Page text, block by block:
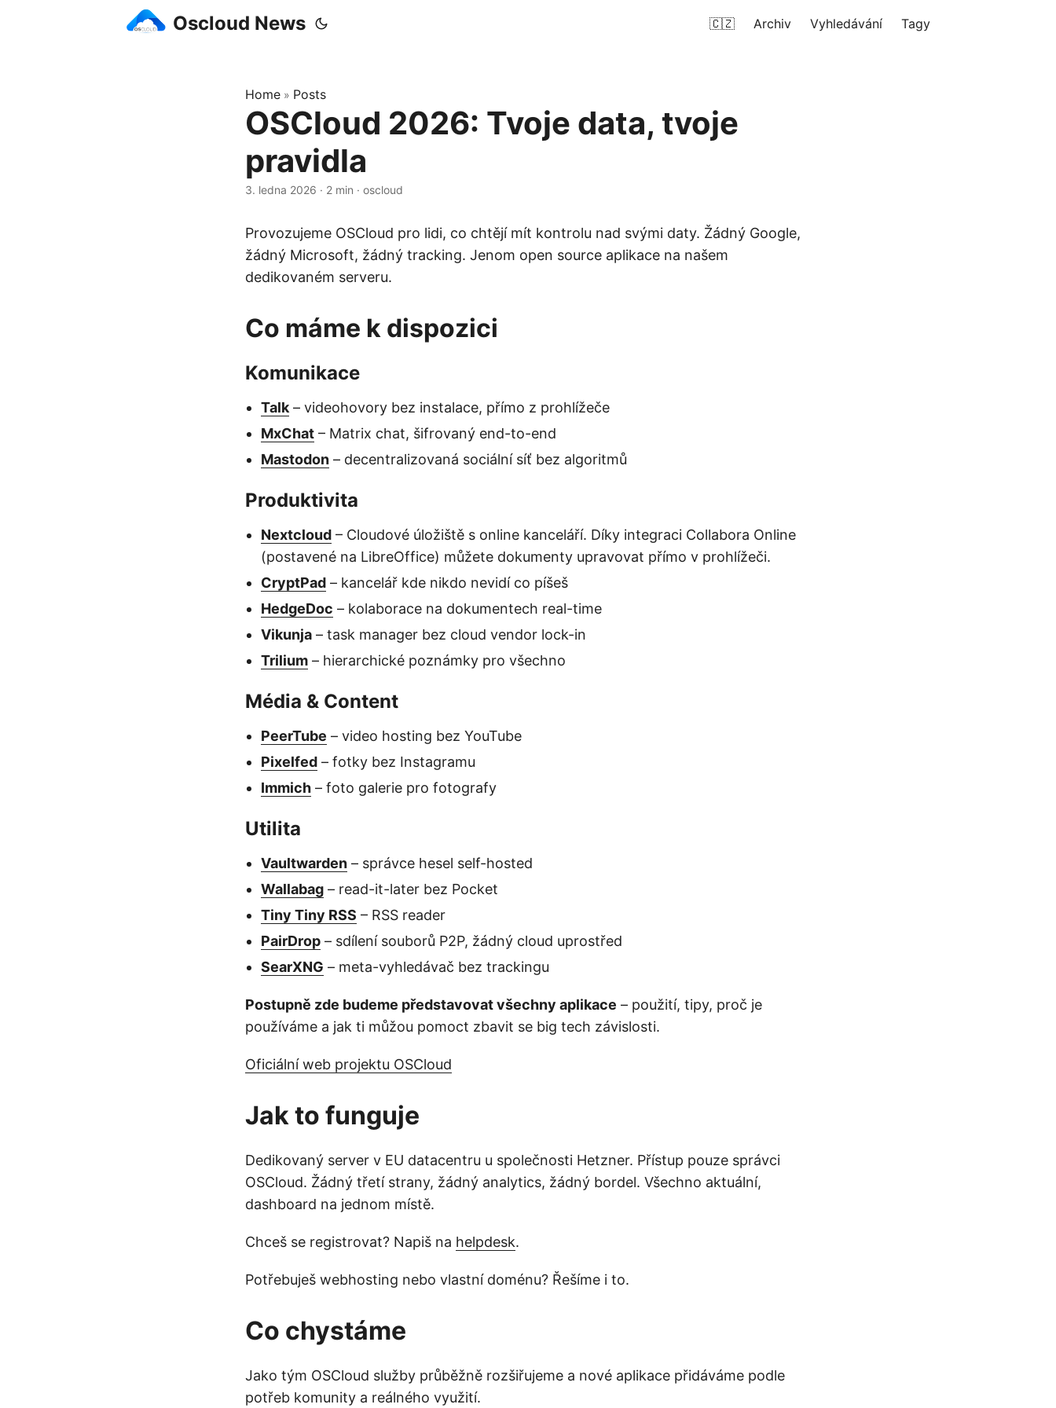
Oscloud News 🇨🇿 Archiv Vyhledávání Tagy
Home » Posts
OSCloud 2026: Tvoje data, tvoje
pravidla
3. ledna 2026 · 2 min · oscloud
Provozujeme OSCloud pro lidi, co chtějí mít kontrolu nad svými daty. Žádný Google,
žádný Microsoft, žádný tracking. Jenom open source aplikace na našem
dedikovaném serveru.
Co máme k dispozici
Komunikace
Talk – videohovory bez instalace, přímo z prohlížeče
MxChat – Matrix chat, šifrovaný end-to-end
Mastodon – decentralizovaná sociální síť bez algoritmů
Produktivita
Nextcloud – Cloudové úložiště s online kanceláří. Díky integraci Collabora Online
(postavené na LibreOffice) můžete dokumenty upravovat přímo v prohlížeči.
CryptPad – kancelář kde nikdo nevidí co píšeš
HedgeDoc – kolaborace na dokumentech real-time
Vikunja – task manager bez cloud vendor lock-in
Trilium – hierarchické poznámky pro všechno
Média & Content
PeerTube – video hosting bez YouTube
Pixelfed – fotky bez Instagramu
Immich – foto galerie pro fotografy
Utilita
Vaultwarden – správce hesel self-hosted
Wallabag – read-it-later bez Pocket
Tiny Tiny RSS – RSS reader
PairDrop – sdílení souborů P2P, žádný cloud uprostřed
SearXNG – meta-vyhledávač bez trackingu
Postupně zde budeme představovat všechny aplikace – použití, tipy, proč je
používáme a jak ti můžou pomoct zbavit se big tech závislosti.
Oficiální web projektu OSCloud
Jak to funguje
Dedikovaný server v EU datacentru u společnosti Hetzner. Přístup pouze správci
OSCloud. Žádný třetí strany, žádný analytics, žádný bordel. Všechno aktuální,
dashboard na jednom místě.
Chceš se registrovat? Napiš na helpdesk.
Potřebuješ webhosting nebo vlastní doménu? Řešíme i to.
Co chystáme
Jako tým OSCloud služby průběžně rozšiřujeme a nové aplikace přidáváme podle
potřeb komunity a reálného využití.